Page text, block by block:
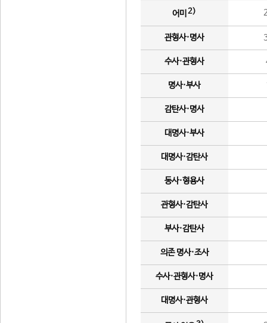
어미 2)
관형사·명사
수사·관형사
명사·부사
감탄사·명사
대명사·부사
대명사·감탄사
동사·형용사
관형사·감탄사
부사·감탄사
의존 명사·조사
수사·관형사·명사
대명사·관형사